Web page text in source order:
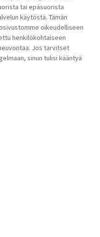
tai epäsuorista
käytöstä. Tämän
oikeudelliseen
henkilökohtaiseen
Jos tarvitset
sinun tulisi kääntyä